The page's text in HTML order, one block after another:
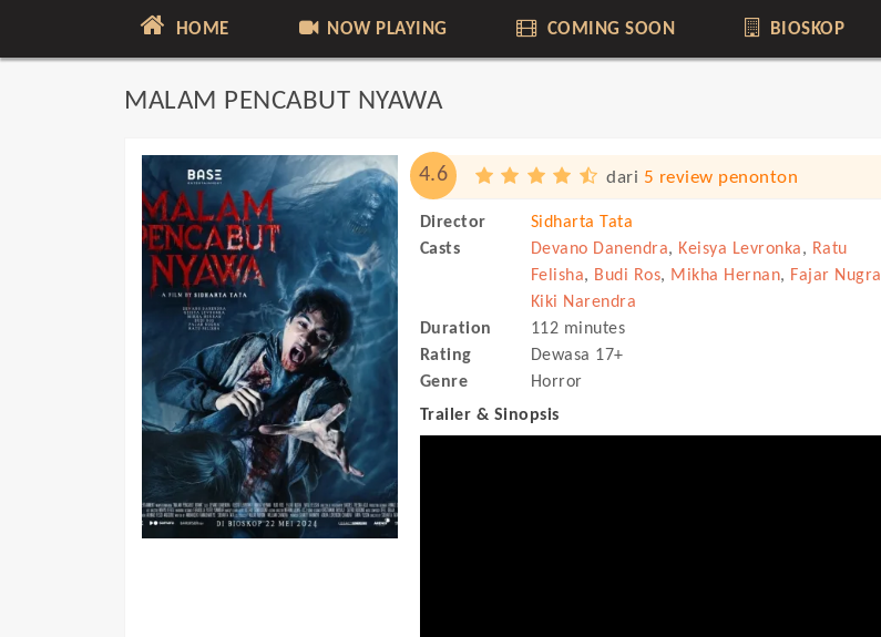
HOME NOW PLAYING COMING SOON BIOSKOP
MALAM PENCABUT NYAWA
4.6 dari 5 review penonton
Director
Sidharta Tata
Casts
Devano Danendra, Keisya Levronka, Ratu
Felisha, Budi Ros, Mikha Hernan, Fajar Nugra
Kiki Narendra
Duration
112 minutes
Rating
Dewasa 17+
Genre
Horror
Trailer & Sinopsis